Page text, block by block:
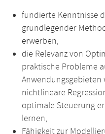
fundierte Kenntnisse
grundlegender
erwerben,
die Relevanz von
praktische Probleme
nichtlineare
optimale Steuerung
lernen,
Fähigkeit zur